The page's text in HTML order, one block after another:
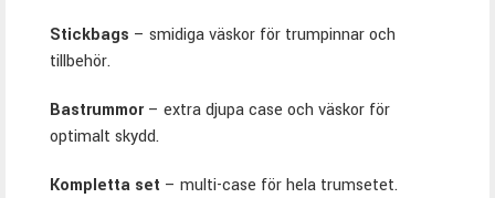
Stickbags – smidiga väskor för trumpinnar och
tillbehör.
Bastrummor– extra djupa case och väskor för
optimalt skydd.
Kompletta set – multi-case för hela trumsetet.